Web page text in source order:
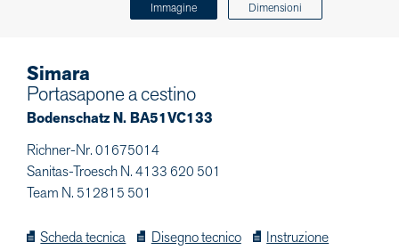
Immagine Dimensioni
Simara
Portasapone a cestino
Bodenschatz N. BA51VC133
Richner-Nr. 01675014
Sanitas-Troesch N. 4133 620 501
Team N. 512815 501
Scheda tecnica Disegno tecnico
Instruzione